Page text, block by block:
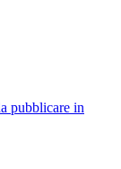
pubblicare in